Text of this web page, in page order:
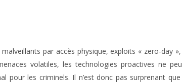
par accès physique, exploits « zero-day
volatiles, les technologies proactives ne
pour les criminels. Il n’est donc pas surprenant